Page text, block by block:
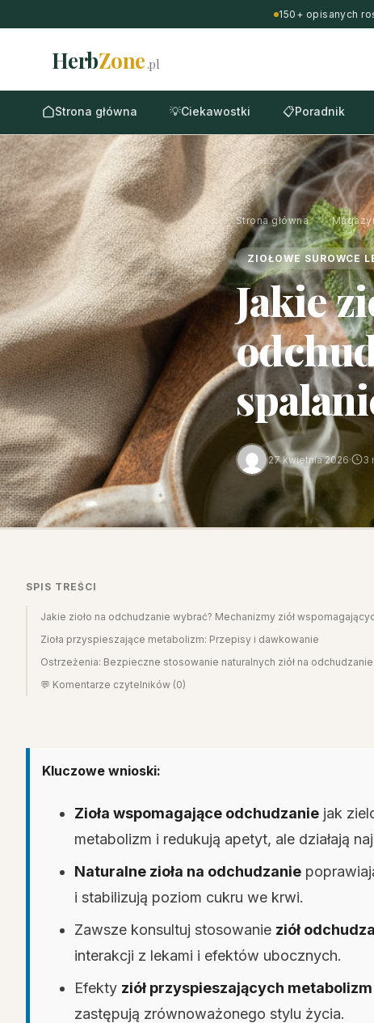
150+ opisanych
HerbZone.pl
Strona główna 💡Ciekawostki 📋Poradnik
Strona główna ›
ZIOŁOWE SUROWCE
Jakie
27 kwietnia 2026· 3
SPIS TREŚCI
Jakie zioło na odchudzanie wybrać? Mechanizmy ziół
Zioła przyspieszające metabolizm: Przepisy i dawkowanie
Ostrzeżenia: Bezpieczne stosowanie naturalnych ziół na odchudzanie
💬 Komentarze czytelników (0)
Kluczowe wnioski:
Zioła wspomagające odchudzanie jak
metabolizm i redukują apetyt, ale działają
Naturalne zioła na odchudzanie
i stabilizują poziom cukru we krwi.
Zawsze konsultuj stosowanie ziół
interakcji z lekami i efektów ubocznych.
Efekty ziół przyspieszających metabolizm
zastępują zrównoważonego stylu życia.